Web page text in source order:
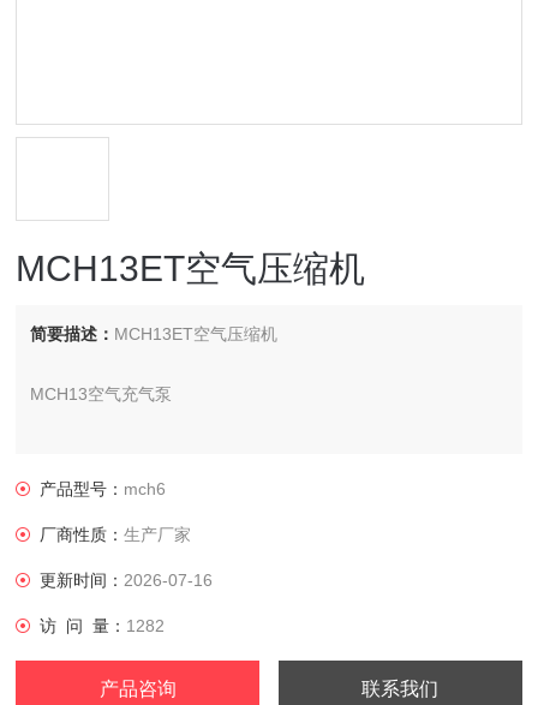
MCH13ET空气压缩机
简要描述： MCH13ET空气压缩机
MCH13空气充气泵
产品型号： mch6
厂商性质：生产厂家
更新时间： 2026-07-16
访 问 量： 1282
产品咨询 联系我们